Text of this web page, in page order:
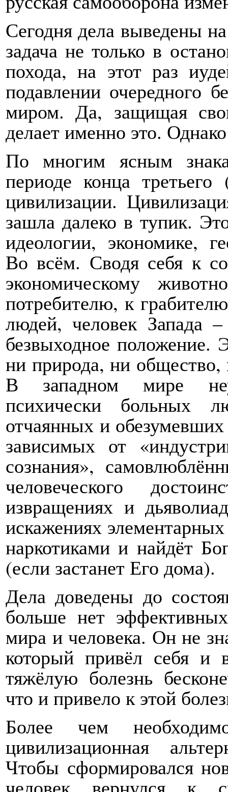
Сегодня дела выведены
задача не только в
похода, на этот раз
подавлении очередного
миром. Да, защищая
делает именно это.
По многим ясным
периоде конца третьего
цивилизации.
зашла далеко в тупик.
идеологии, экономике,
Во всём. Сводя себя к
экономическому
потребителю, к
людей, человек Запада
безвыходное положение.
ни природа, ни общество,
В западном мире
психически больных
отчаянных и
зависимых от
сознания»,
человеческого
извращениях и
искажениях
наркотиками и найдёт
(если застанет Его дома).
Дела доведены до
больше нет
мира и человека. Он не
который привёл себя и
тяжёлую болезнь
что и привело к этой
Более чем
цивилизационная
Чтобы сформировался